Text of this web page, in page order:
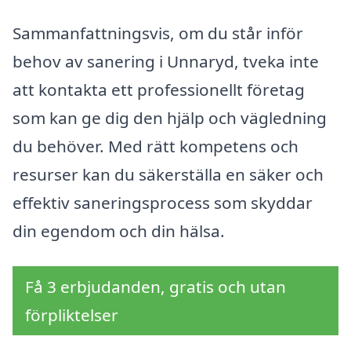
Sammanfattningsvis, om du står inför
behov av sanering i Unnaryd, tveka inte
att kontakta ett professionellt företag
som kan ge dig den hjälp och vägledning
du behöver. Med rätt kompetens och
resurser kan du säkerställa en säker och
effektiv saneringsprocess som skyddar
din egendom och din hälsa.
Få 3 erbjudanden, gratis och utan
förpliktelser